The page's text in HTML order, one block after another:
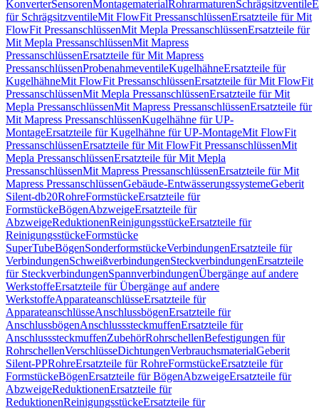
KonverterSensorenMontagematerialRohrarmaturenSchrägsitzventile
für SchrägsitzventileMit FlowFit PressanschlüssenErsatzteile für Mit
FlowFit PressanschlüssenMit Mepla PressanschlüssenErsatzteile für
Mit Mepla PressanschlüssenMit Mapress
PressanschlüssenErsatzteile für Mit Mapress
PressanschlüssenProbenahmeventileKugelhähneErsatzteile für
KugelhähneMit FlowFit PressanschlüssenErsatzteile für Mit FlowFit
PressanschlüssenMit Mepla PressanschlüssenErsatzteile für Mit
Mepla PressanschlüssenMit Mapress PressanschlüssenErsatzteile für
Mit Mapress PressanschlüssenKugelhähne für UP-
MontageErsatzteile für Kugelhähne für UP-MontageMit FlowFit
PressanschlüssenErsatzteile für Mit FlowFit PressanschlüssenMit
Mepla PressanschlüssenErsatzteile für Mit Mepla
PressanschlüssenMit Mapress PressanschlüssenErsatzteile für Mit
Mapress PressanschlüssenGebäude-EntwässerungssystemeGeberit
Silent-db20RohreFormstückeErsatzteile für
FormstückeBögenAbzweigeErsatzteile für
AbzweigeReduktionenReinigungsstückeErsatzteile für
ReinigungsstückeFormstücke
SuperTubeBögenSonderformstückeVerbindungenErsatzteile für
VerbindungenSchweißverbindungenSteckverbindungenErsatzteile
für SteckverbindungenSpannverbindungenÜbergänge auf andere
WerkstoffeErsatzteile für Übergänge auf andere
WerkstoffeApparateanschlüsseErsatzteile für
ApparateanschlüsseAnschlussbögenErsatzteile für
AnschlussbögenAnschlusssteckmuffenErsatzteile für
AnschlusssteckmuffenZubehörRohrschellenBefestigungen für
RohrschellenVerschlüsseDichtungenVerbrauchsmaterialGeberit
Silent-PPRohreErsatzteile für RohreFormstückeErsatzteile für
FormstückeBögenErsatzteile für BögenAbzweigeErsatzteile für
AbzweigeReduktionenErsatzteile für
ReduktionenReinigungsstückeErsatzteile für